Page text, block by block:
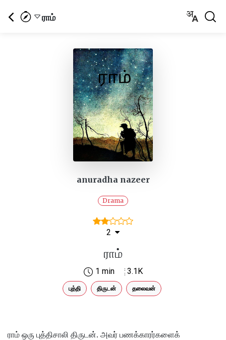
ராம்
anuradha nazeer
Drama
2
ராம்
1 min 3.1K
புத்தி திருடன் தலைவன்
ராம் ஒரு புத்திசாலி திருடன். அவர் பணக்காரர்களைக்